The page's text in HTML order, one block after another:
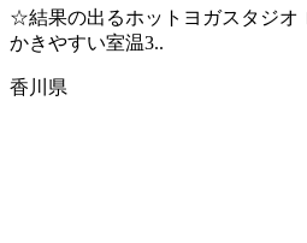
☆結果の出るホットヨガスタジオ
かきやすい室温3..
香川県